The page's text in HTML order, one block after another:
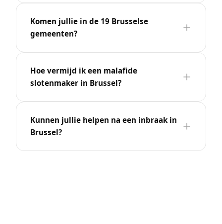
Komen jullie in de 19 Brusselse
gemeenten?
Hoe vermijd ik een malafide
slotenmaker in Brussel?
Kunnen jullie helpen na een inbraak in
Brussel?